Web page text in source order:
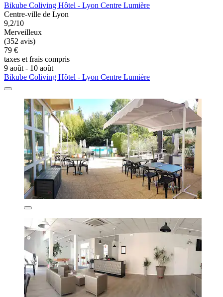
Bikube Coliving Hôtel - Lyon Centre Lumière
Centre-ville de Lyon
9,2/10
Merveilleux
(352 avis)
79 €
taxes et frais compris
9 août - 10 août
Bikube Coliving Hôtel - Lyon Centre Lumière